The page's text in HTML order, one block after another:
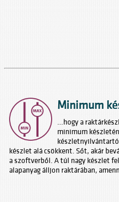
Minimum
…hogy a
minimum
készlet alá csökkent. Sőt, akár
a szoftverből. A túl nagy készlet
alapanyag álljon raktárában,